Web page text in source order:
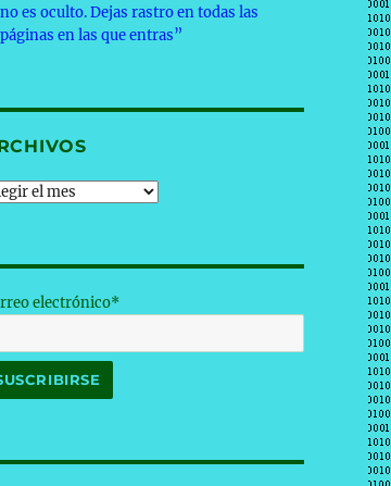
no es oculto. Dejas rastro en todas las
páginas en las que entras”
electrónico*